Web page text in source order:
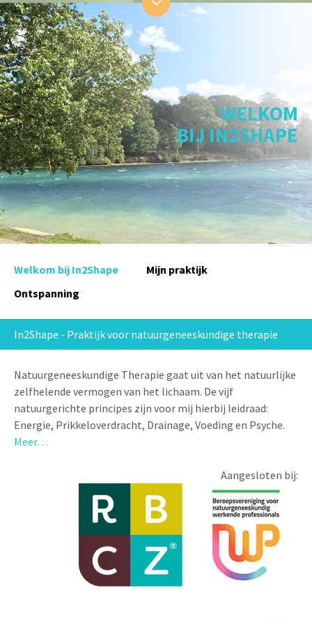
WELKOM
BIJ IN2SHAPE
Welkom bij In2Shape
Mijn praktijk
Ontspanning
In2Shape - Praktijk voor natuurgeneeskundige therapie
Natuurgeneeskundige Therapie gaat uit van het natuurlijke
zelfhelende vermogen van het lichaam. De vijf
natuurgerichte principes zijn voor mij hierbij leidraad:
Energie, Prikkeloverdracht, Drainage, Voeding en Psyche.
Meer…
Aangesloten bij: